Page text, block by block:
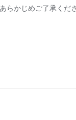
らかじめご了承くだ